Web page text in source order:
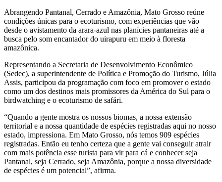
Abrangendo Pantanal, Cerrado e Amazônia, Mato Grosso reúne
condições únicas para o ecoturismo, com experiências que vão
desde o avistamento da arara-azul nas planícies pantaneiras até a
busca pelo som encantador do uirapuru em meio à floresta
amazônica.
Representando a Secretaria de Desenvolvimento Econômico
(Sedec), a superintendente de Política e Promoção do Turismo, Júlia
Assis, participou da programação com foco em promover o estado
como um dos destinos mais promissores da América do Sul para o
birdwatching e o ecoturismo de safári.
“Quando a gente mostra os nossos biomas, a nossa extensão
territorial e a nossa quantidade de espécies registradas aqui no nosso
estado, impressiona. Em Mato Grosso, nós temos 909 espécies
registradas. Então eu tenho certeza que a gente vai conseguir atrair
com mais potência esse turista para vir para cá e conhecer seja
Pantanal, seja Cerrado, seja Amazônia, porque a nossa diversidade
de espécies é um potencial”, afirma.